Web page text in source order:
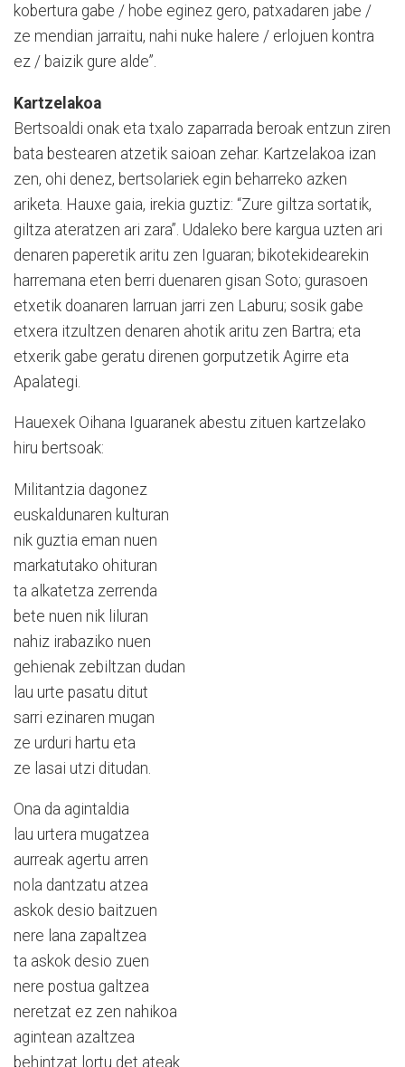
kobertura gabe / hobe eginez gero, patxadaren jabe /
ze mendian jarraitu, nahi nuke halere / erlojuen kontra
ez / baizik gure alde”.
Kartzelakoa
Bertsoaldi onak eta txalo zaparrada beroak entzun ziren
bata bestearen atzetik saioan zehar. Kartzelakoa izan
zen, ohi denez, bertsolariek egin beharreko azken
ariketa. Hauxe gaia, irekia guztiz: “Zure giltza sortatik,
giltza ateratzen ari zara”. Udaleko bere kargua uzten ari
denaren paperetik aritu zen Iguaran; bikotekidearekin
harremana eten berri duenaren gisan Soto; gurasoen
etxetik doanaren larruan jarri zen Laburu; sosik gabe
etxera itzultzen denaren ahotik aritu zen Bartra; eta
etxerik gabe geratu direnen gorputzetik Agirre eta
Apalategi.
Hauexek Oihana Iguaranek abestu zituen kartzelako
hiru bertsoak:
Militantzia dagonez
euskaldunaren kulturan
nik guztia eman nuen
markatutako ohituran
ta alkatetza zerrenda
bete nuen nik liluran
nahiz irabaziko nuen
gehienak zebiltzan dudan
lau urte pasatu ditut
sarri ezinaren mugan
ze urduri hartu eta
ze lasai utzi ditudan.
Ona da agintaldia
lau urtera mugatzea
aurreak agertu arren
nola dantzatu atzea
askok desio baitzuen
nere lana zapaltzea
ta askok desio zuen
nere postua galtzea
neretzat ez zen nahikoa
agintean azaltzea
behintzat lortu det ateak